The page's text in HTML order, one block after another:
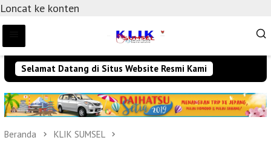
Loncat ke konten
Selamat Datang di Situs Website Resmi Kami
Beranda KLIK SUMSEL